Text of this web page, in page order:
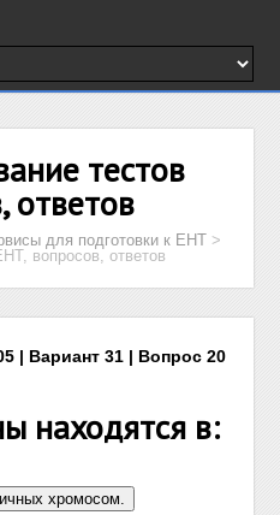
тестов
ответов
для подготовки к ЕНТ >
вопросов, ответов
| Вариант 31 | Вопрос 20
находятся в: